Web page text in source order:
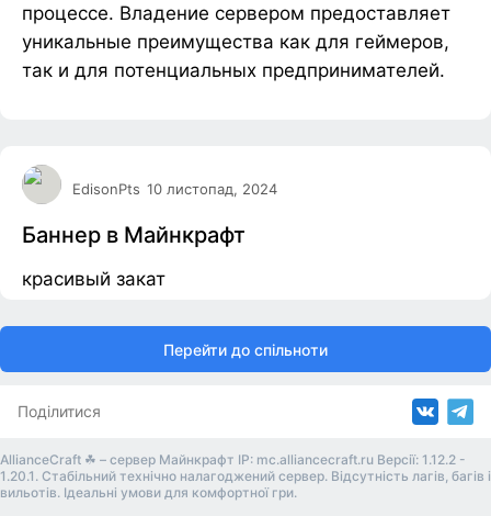
процессе. Владение сервером предоставляет
уникальные преимущества как для геймеров,
так и для потенциальных предпринимателей.
EdisonPts 10 листопад, 2024
Баннер в Майнкрафт
красивый закат
Перейти до спільноти
Поділитися
AllianceCraft ☘ – сервер Майнкрафт IP: mc.alliancecraft.ru Версії: 1.12.2 -
1.20.1. Стабільний технічно налагоджений сервер. Відсутність лагів, багів і
вильотів. Ідеальні умови для комфортної гри.